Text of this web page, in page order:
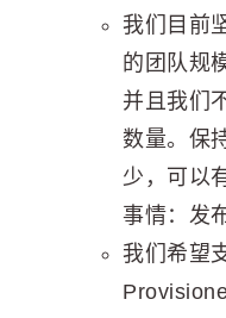
我们目前
的团队规
并且我们
数量。保
少，可以
事情：发
我们希望